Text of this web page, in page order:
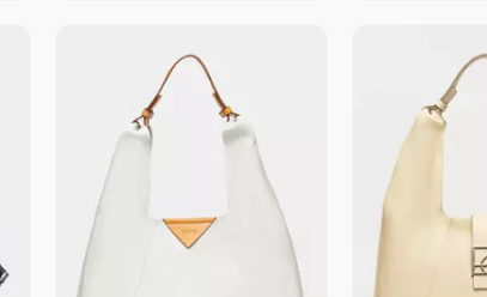
Vista Previa